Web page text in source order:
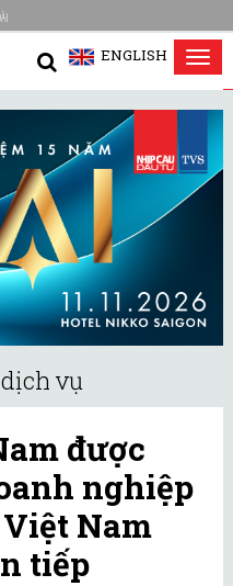
ENGLISH
vụ
được
nghiệp
Nam
tiếp